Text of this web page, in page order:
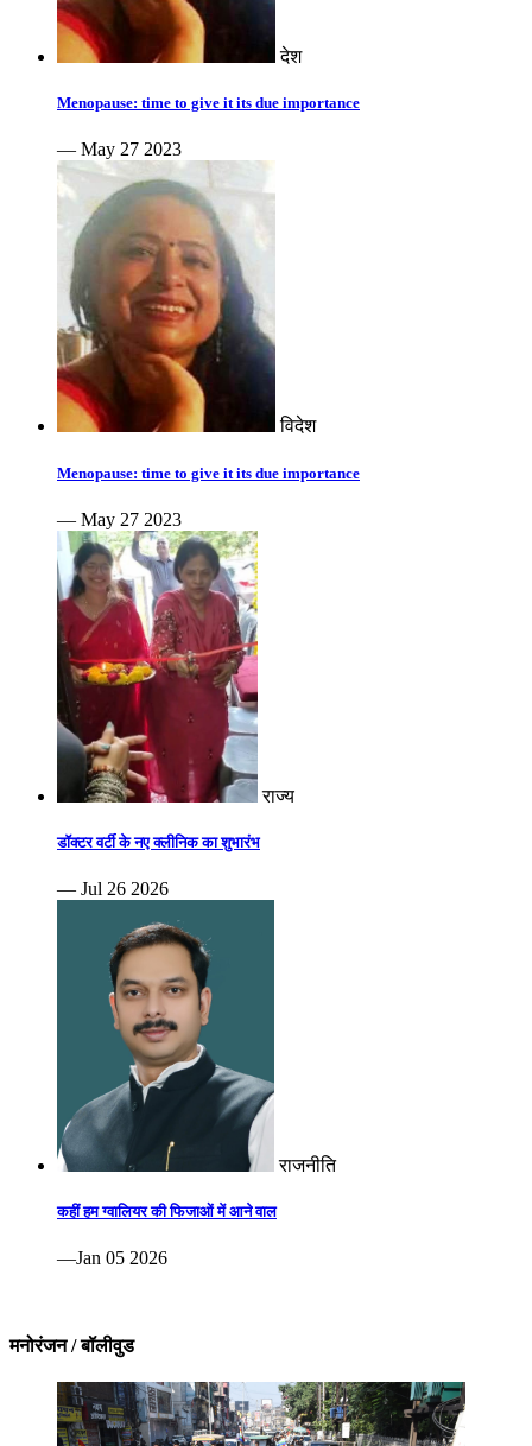
देश
Menopause: time to give it its due importance
— May 27 2023
विदेश
Menopause: time to give it its due importance
— May 27 2023
राज्य
डॉक्टर वर्टी के नए क्लीनिक का शुभारंभ
— Jul 26 2026
राजनीति
कहीं हम ग्वालियर की फिजाओं में आने वाल
—Jan 05 2026
मनोरंजन / बॉलीवुड